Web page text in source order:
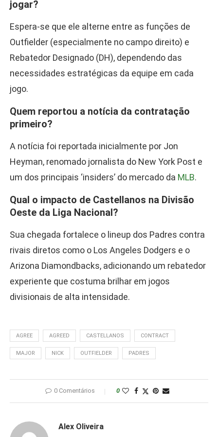
jogar?
Espera-se que ele alterne entre as funções de
Outfielder (especialmente no campo direito) e
Rebatedor Designado (DH), dependendo das
necessidades estratégicas da equipe em cada
jogo.
Quem reportou a notícia da contratação
primeiro?
A notícia foi reportada inicialmente por Jon
Heyman, renomado jornalista do New York Post e
um dos principais ‘insiders’ do mercado da MLB.
Qual o impacto de Castellanos na Divisão
Oeste da Liga Nacional?
Sua chegada fortalece o lineup dos Padres contra
rivais diretos como o Los Angeles Dodgers e o
Arizona Diamondbacks, adicionando um rebatedor
experiente que costuma brilhar em jogos
divisionais de alta intensidade.
AGREE AGREED CASTELLANOS CONTRACT
MAJOR NICK OUTFIELDER PADRES
0 Comentários 0
Alex Oliveira